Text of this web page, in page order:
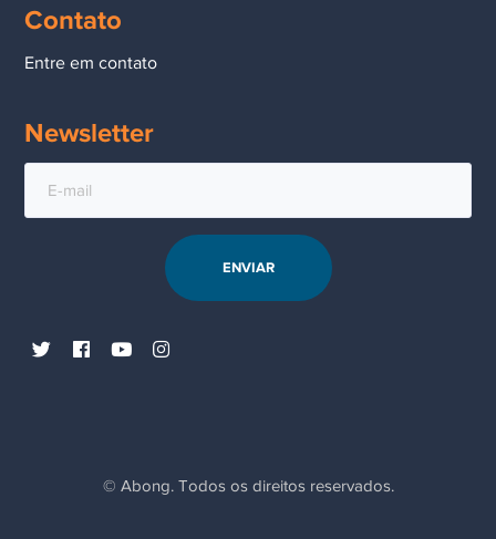
Contato
Entre em contato
Newsletter
© Abong. Todos os direitos reservados.